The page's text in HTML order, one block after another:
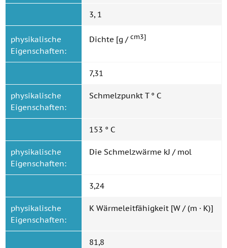
3, 1
physikalische
Eigenschaften:
Dichte [g /cm3]
7,31
physikalische
Eigenschaften:
Schmelzpunkt T ° C
153 ° C
physikalische
Eigenschaften:
Die Schmelzwärme kJ / mol
3,24
physikalische
Eigenschaften:
K Wärmeleitfähigkeit [W / (m · K)]
81,8